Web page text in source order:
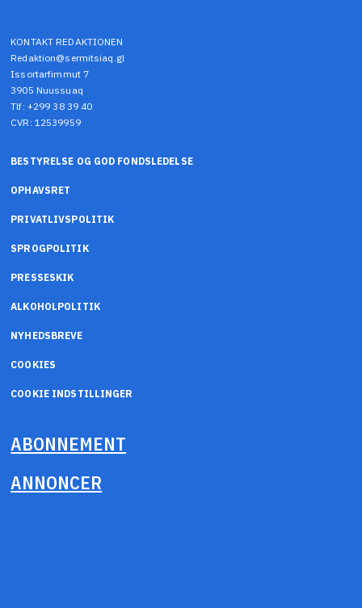
KONTAKT REDAKTIONEN
Redaktion@sermitsiaq.gl
Issortarfimmut 7
3905 Nuussuaq
Tlf: +299 38 39 40
CVR: 12539959
BESTYRELSE OG GOD FONDSLEDELSE
OPHAVSRET
PRIVATLIVSPOLITIK
SPROGPOLITIK
PRESSESKIK
ALKOHOLPOLITIK
NYHEDSBREVE
COOKIES
COOKIE INDSTILLINGER
ABONNEMENT
ANNONCER